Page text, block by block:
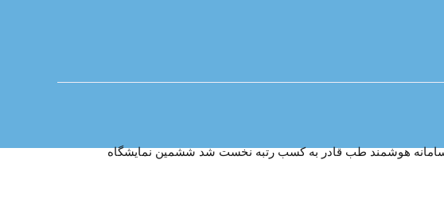
سامانه هوشمند طب قادر به کسب رتبه نخست شد ششمین نمایشگاه